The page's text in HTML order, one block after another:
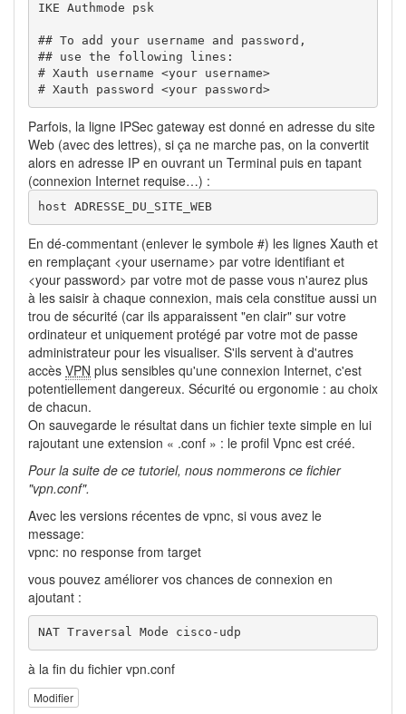
IKE Authmode psk
## To add your username and password,
## use the following lines:
# Xauth username <your username>
# Xauth password <your password>
Parfois, la ligne IPSec gateway est donné en adresse du site
Web (avec des lettres), si ça ne marche pas, on la convertit
alors en adresse IP en ouvrant un Terminal puis en tapant
(connexion Internet requise…) :
host ADRESSE_DU_SITE_WEB
En dé-commentant (enlever le symbole #) les lignes Xauth et
en remplaçant <your username> par votre identifiant et
<your password> par votre mot de passe vous n'aurez plus
à les saisir à chaque connexion, mais cela constitue aussi un
trou de sécurité (car ils apparaissent "en clair" sur votre
ordinateur et uniquement protégé par votre mot de passe
administrateur pour les visualiser. S'ils servent à d'autres
accès VPN plus sensibles qu'une connexion Internet, c'est
potentiellement dangereux. Sécurité ou ergonomie : au choix
de chacun.
On sauvegarde le résultat dans un fichier texte simple en lui
rajoutant une extension « .conf » : le profil Vpnc est créé.
Pour la suite de ce tutoriel, nous nommerons ce fichier
"vpn.conf".
Avec les versions récentes de vpnc, si vous avez le
message:
vpnc: no response from target
vous pouvez améliorer vos chances de connexion en
ajoutant :
NAT Traversal Mode cisco-udp
à la fin du fichier vpn.conf
Modifier